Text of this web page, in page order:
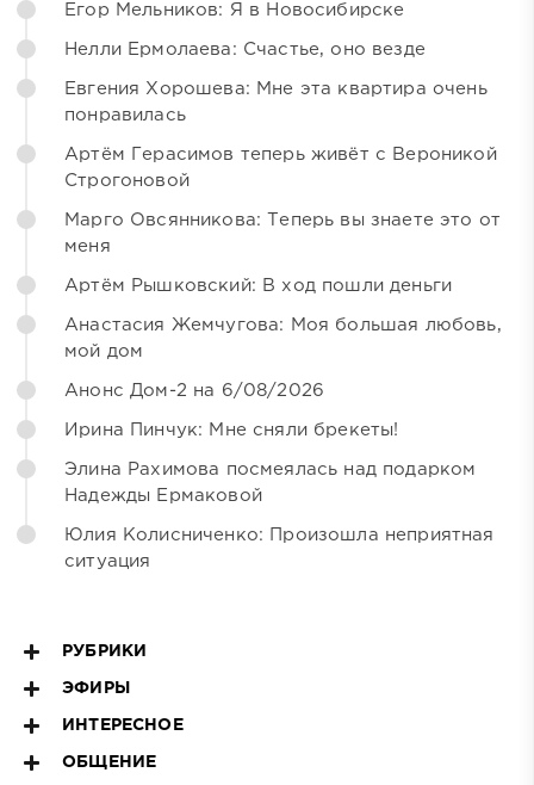
Егор Мельников: Я в Новосибирске
Нелли Ермолаева: Счастье, оно везде
Евгения Хорошева: Мне эта квартира очень
понравилась
Артём Герасимов теперь живёт с Вероникой
Строгоновой
Марго Овсянникова: Теперь вы знаете это от
меня
Артём Рышковский: В ход пошли деньги
Анастасия Жемчугова: Моя большая любовь,
мой дом
Анонс Дом-2 на 6/08/2026
Ирина Пинчук: Мне сняли брекеты!
Элина Рахимова посмеялась над подарком
Надежды Ермаковой
Юлия Колисниченко: Произошла неприятная
ситуация
РУБРИКИ
ЭФИРЫ
ИНТЕРЕСНОЕ
ОБЩЕНИЕ